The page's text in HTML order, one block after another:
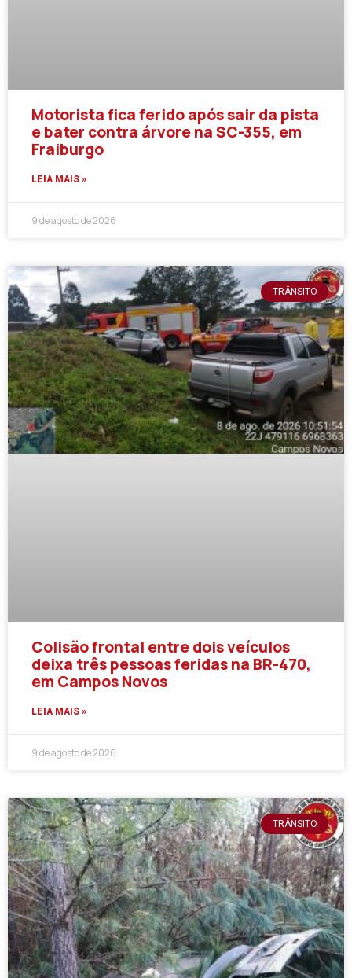
Motorista fica ferido após sair da pista
e bater contra árvore na SC-355, em
Fraiburgo
LEIA MAIS »
9 de agosto de 2026
TRÂNSITO
Colisão frontal entre dois veículos
deixa três pessoas feridas na BR-470,
em Campos Novos
LEIA MAIS »
9 de agosto de 2026
TRÂNSITO